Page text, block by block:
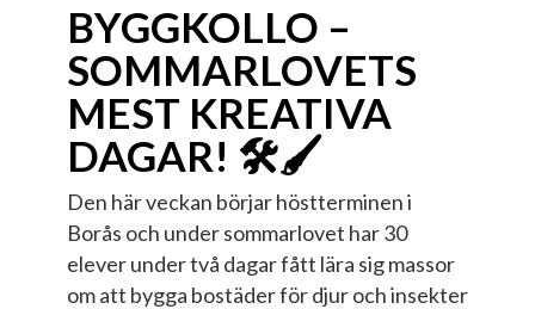
BYGGKOLLO –
SOMMARLOVETS
MEST KREATIVA
DAGAR! 🛠️🖌️
Den här veckan börjar höstterminen i
Borås och under sommarlovet har 30
elever under två dagar fått lära sig massor
om att bygga bostäder för djur och insekter